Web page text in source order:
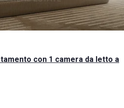
con 1 camera da letto a